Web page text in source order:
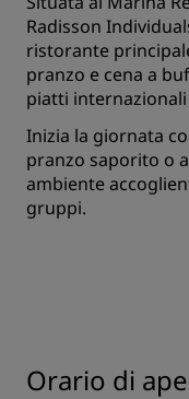
Radisson
ristorante
pranzo e cena a
piatti internazionali
Inizia la giornata
pranzo saporito o
ambiente
gruppi.
Orario di